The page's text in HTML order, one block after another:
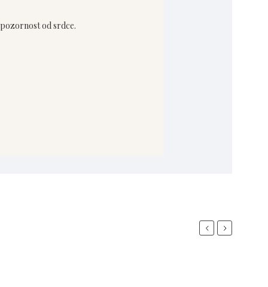
od srdce.
PreviousNext